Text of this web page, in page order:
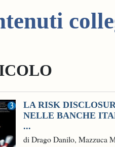
LA RISK
NELLE BANCHE
...
di Drago Danilo, Mazzuca